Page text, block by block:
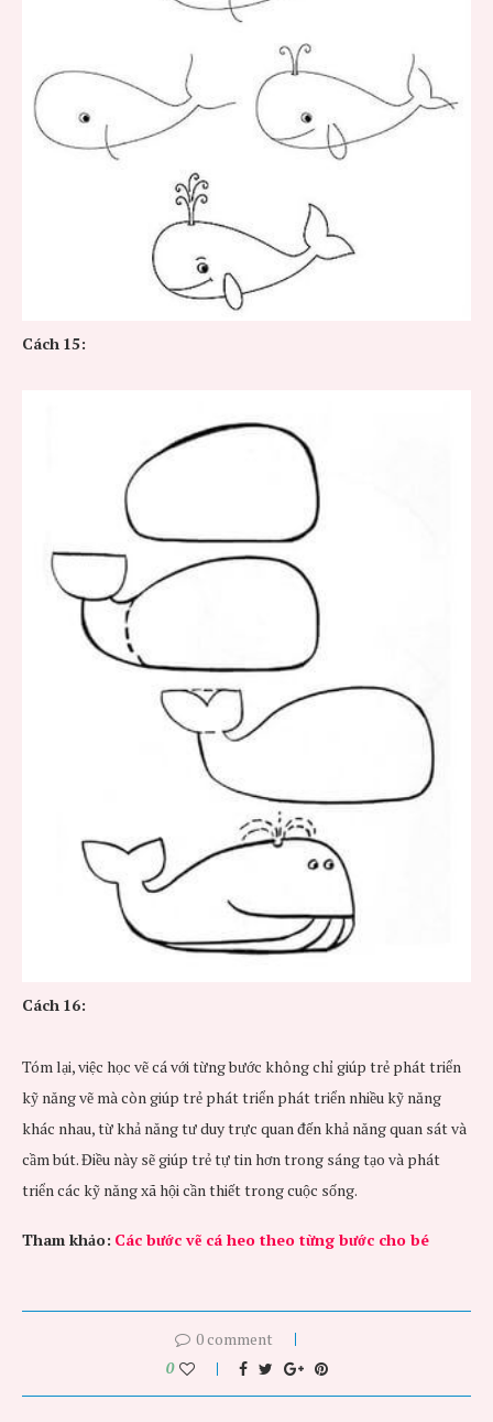
Cách 15:
Cách 16:
Tóm lại, việc học vẽ cá với từng bước không chỉ giúp trẻ phát triển
kỹ năng vẽ mà còn giúp trẻ phát triển phát triển nhiều kỹ năng
khác nhau, từ khả năng tư duy trực quan đến khả năng quan sát và
cầm bút. Điều này sẽ giúp trẻ tự tin hơn trong sáng tạo và phát
triển các kỹ năng xã hội cần thiết trong cuộc sống.
Tham khảo: Các bước vẽ cá heo theo từng bước cho bé
0 comment
0